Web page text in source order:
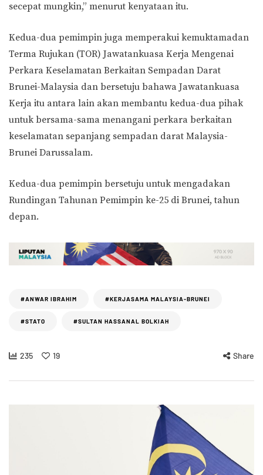
secepat mungkin,” menurut kenyataan itu.
Kedua-dua pemimpin juga memperakui kemuktamadan
Terma Rujukan (TOR) Jawatankuasa Kerja Mengenai
Perkara Keselamatan Berkaitan Sempadan Darat
Brunei-Malaysia dan bersetuju bahawa Jawatankuasa
Kerja itu antara lain akan membantu kedua-dua pihak
untuk bersama-sama menangani perkara berkaitan
keselamatan sepanjang sempadan darat Malaysia-
Brunei Darussalam.
Kedua-dua pemimpin bersetuju untuk mengadakan
Rundingan Tahunan Pemimpin ke-25 di Brunei, tahun
depan.
#ANWAR IBRAHIM #KERJASAMA MALAYSIA-BRUNEI
#STATO #SULTAN HASSANAL BOLKIAH
235 19 Share